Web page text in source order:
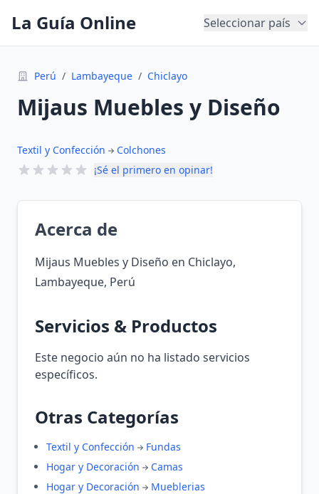
La Guía Online Seleccionar país
Perú / Lambayeque / Chiclayo
Mijaus Muebles y Diseño
Textil y Confección
Colchones
¡Sé el primero en opinar!
Acerca de
Mijaus Muebles y Diseño en Chiclayo,
Lambayeque, Perú
Servicios & Productos
Este negocio aún no ha listado servicios
específicos.
Otras Categorías
Textil y Confección
Fundas
Hogar y Decoración
Camas
Hogar y Decoración
Mueblerias